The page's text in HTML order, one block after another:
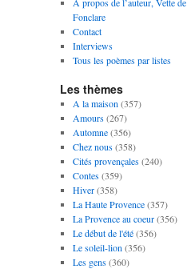
Fonclare
Contact
Interviews
Tous les poèmes par listes
Les thèmes
A la maison (357)
Amours(267)
Automne(356)
Chez nous(358)
Cités provençales(240)
Contes(359)
Hiver(358)
La Haute Provence(357)
La Provence au coeur(356)
Le début de l'été(356)
Le soleil-lion (356)
Les gens(360)